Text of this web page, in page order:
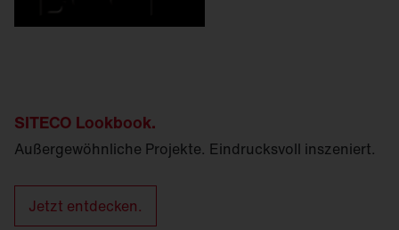
SITECO Lookbook.
Außergewöhnliche Projekte. Eindrucksvoll inszeniert.
Jetzt entdecken.